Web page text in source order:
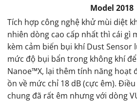
Model 2018
Tích hợp công nghệ khử mùi diệt
nhiên dòng cao cấp nhất thì cái gì
kèm cảm biến bụi khí Dust Sensor
mức độ bụi bẩn trong không khí
Nanoe™X, lại thêm tính năng hoạt
ồn về mức chỉ 18 dB (cực êm).
chung đã rất êm nhưng với dòng